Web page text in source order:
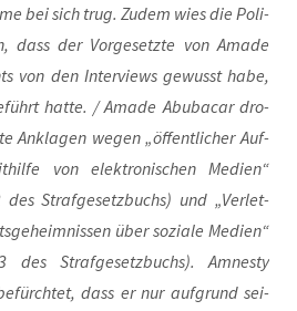
bei sich trug. Zudem wies die Poli­
dass der Vor­ge­setz­te von Ama­de
von den Inter­views gewusst habe,
hat­te. / Ama­de Abu­ba­car dro­
Ankla­gen wegen „öffent­li­cher Auf­
von elek­tro­ni­schen Medi­en“
Straf­ge­setz­buchs) und „Ver­let­
über sozia­le Medi­en“
des Straf­ge­setz­buchs). Amnes­ty
dass er nur auf­grund sei­